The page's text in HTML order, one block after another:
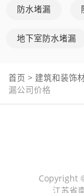
方便迅速，不论
金投入生产，欢
防水堵漏
地下室防水堵漏
首页 > 建筑和装饰
漏公司价格
Copyright
江苏省